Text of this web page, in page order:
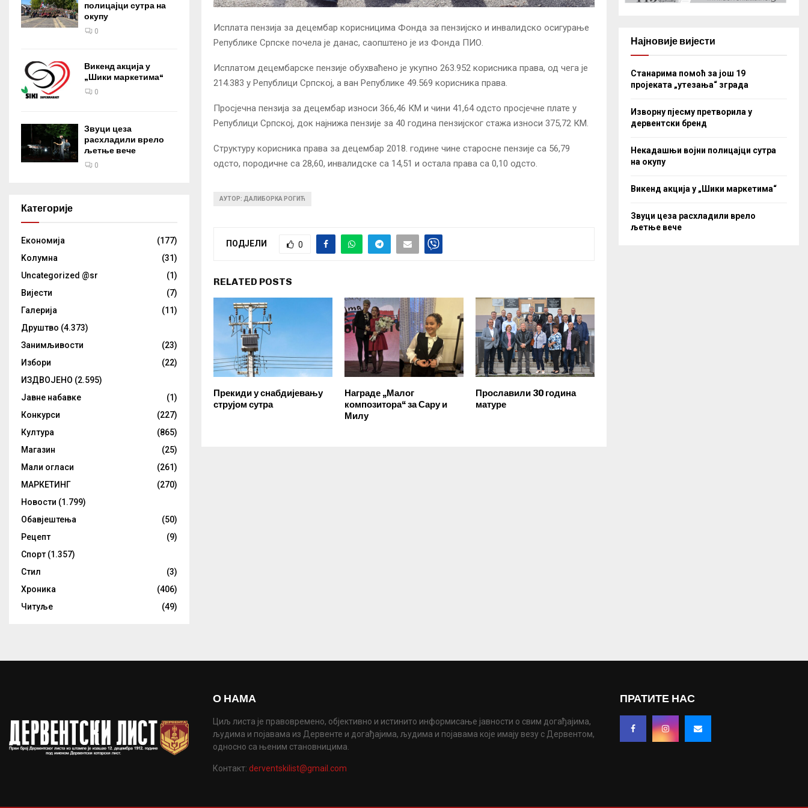
Исплата пензија за децембар корисницима Фонда за пензијско и инвалидско осигурање
Републике Српске почела је данас, саопштено је из Фонда ПИО.
Исплатом децембарске пензије обухваћено је укупно 263.952 корисника права, од чега је
214.383 у Републици Српској, а ван Републике 49.569 корисника права.
Просјечна пензија за децембар износи 366,46 КМ и чини 41,64 одсто просјечне плате у
Републици Српској, док најнижа пензије за 40 година пензијског стажа износи 375,72 КМ.
Структуру корисника права за децембар 2018. године чине старосне пензије са 56,79
одсто, породичне са 28,60, инвалидске са 14,51 и остала права са 0,10 одсто.
АУТОР: ДАЛИБОРКА РОГИЋ
ПОДЈЕЛИ 0
RELATED POSTS
Прекиди у снабдијевању
струјом сутра
Награде „Малог
композитора“ за Сару и
Милу
Прославили 30 година
матуре
полицајци сутра на
окупу
0
Викенд акција у
„Шики маркетима“
0
Звуци цеза
расхладили врело
љетње вече
0
Категорије
Eкономија
(177)
Kолумнa
(31)
Uncategorized @sr
(1)
Вијести
(7)
Галерија
(11)
Друштво (4.373)
Занимљивости
(23)
Избори
(22)
ИЗДВОЈЕНО (2.595)
Јавне набавке
(1)
Конкурси
(227)
Култура
(865)
Магазин
(25)
Мали огласи
(261)
МАРКЕТИНГ
(270)
Новости (1.799)
Обавјештења
(50)
Рецепт
(9)
Спорт (1.357)
Стил
(3)
Хроника
(406)
Читуље
(49)
Најновије вијести
Станарима помоћ за још 19
пројеката „утезања“ зграда
Изворну пјесму претворила у
дервентски бренд
Некадашњи војни полицајци сутра
на окупу
Викенд акција у „Шики маркетима“
Звуци цеза расхладили врело
љетње вече
О НАМА
Циљ листа је правовремено, објективно и истинито информисање јавности о свим догађајима,
људима и појавама из Дервенте и догађајима, људима и појавама које имају везу с Дервентом,
односно са њеним становницима.
Контакт: derventskilist@gmail.com
ПРАТИТЕ НАС